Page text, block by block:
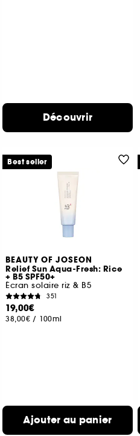
Découvrir
BEAUTY OF JOSEON
Relief Sun Aqua-Fresh: Rice
+ B5 SPF50+
Écran solaire riz & B5
351
19,00€
38,00€ / 100ml
Ajouter au panier
Best seller